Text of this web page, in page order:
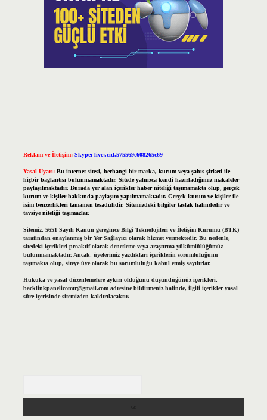
Reklam ve İletişim: Skype: live:.cid.575569c608265c69
Yasal Uyarı: Bu internet sitesi, herhangi bir marka, kurum veya şahıs şirketi ile
hiçbir bağlantısı bulunmamaktadır. Sitede yalnızca kendi hazırladığımız makaleler
paylaşılmaktadır. Burada yer alan içerikler haber niteliği taşımamakta olup, gerçek
kurum ve kişiler hakkında paylaşım yapılmamaktadır. Gerçek kurum ve kişiler ile
isim benzerlikleri tamamen tesadüfidir. Sitemizdeki bilgiler taslak halindedir ve
tavsiye niteliği taşımazlar.
Sitemiz, 5651 Sayılı Kanun gereğince Bilgi Teknolojileri ve İletişim Kurumu (BTK)
tarafından onaylanmış bir Yer Sağlayıcı olarak hizmet vermektedir. Bu nedenle,
sitedeki içerikleri proaktif olarak denetleme veya araştırma yükümlülüğümüz
bulunmamaktadır. Ancak, üyelerimiz yazdıkları içeriklerin sorumluluğunu
taşımakta olup, siteye üye olarak bu sorumluluğu kabul etmiş sayılırlar.
Hukuka ve yasal düzenlemelere aykırı olduğunu düşündüğünüz içerikleri,
backlinkpanelicomtr@gmail.comadresine bildirmeniz halinde, ilgili içerikler yasal
süre içerisinde sitemizden kaldırılacaktır.